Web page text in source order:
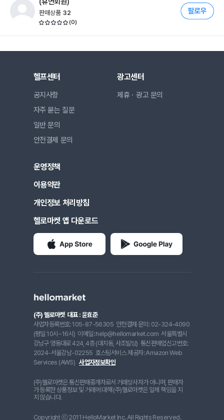
판매상품 32
(0)
헬프센터
공지사항
자주 묻는 질문
일반 문의
안전결제 문의
광고센터
제휴ㆍ광고 문의
운영정책
이용약관
개인정보 처리방침
헬로마켓 앱 다운로드
(주) 헬로마켓 대표 : 윤효준
사업자등록번호: 105-87-56305 안전결제 문의: 02-324-4090
(평일 10시~16시) 이메일: help@hellomarket.com 서울특별시
강남구 영동대로 424, 4층 (대치동, 사조빌딩) 통신판매업신고번호:
2024-서울강남-02255 호스팅서비스 제공자: Amazon Web
Services (AWS) 사업자정보확인
(주)헬로마켓은 통신판매중개자로서 거래당사자가 아니며, 판매자
가 등록한 상품정보 및 거래에 대해 (주)헬로마켓은 일체 책임을 지
지 않습니다.
Copyright ⓒ 2011 HelloMarket Inc. All Rights Reserved.